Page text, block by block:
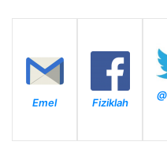
Emel Fiziklah